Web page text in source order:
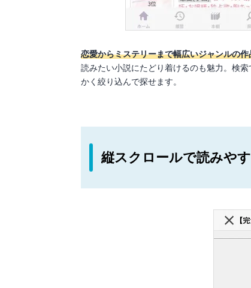
恋愛からミステリーまで幅広いジャンルの
読みたい小説にたどり着けるのも魅力。検
かく絞り込んで探せます。
縦スクロールで読みや